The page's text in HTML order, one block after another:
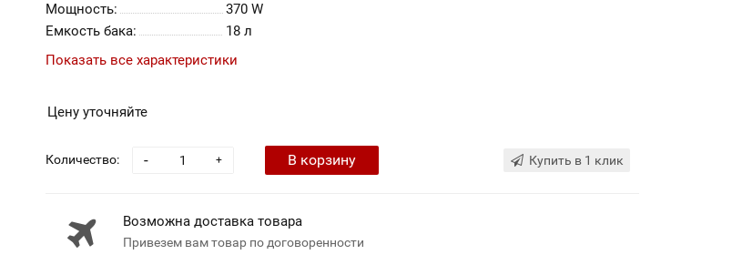
Мощность:
370 W
Емкость бака:
18 л
Показать все характеристики
Цену уточняйте
Количество: +
- В корзину Купить в 1 клик
Возможна доставка товара
Привезем вам товар по договоренности